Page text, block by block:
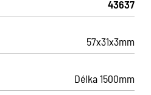
43637
57x31x3mm
Délka 1500mm